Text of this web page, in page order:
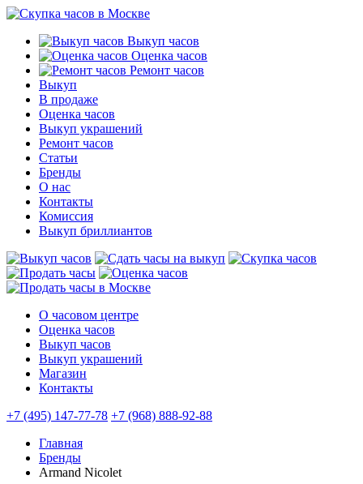
Выкуп часов
Оценка часов
Ремонт часов
Выкуп
В продаже
Оценка часов
Выкуп украшений
Ремонт часов
Статьи
Бренды
О нас
Контакты
Комиссия
Выкуп бриллиантов
О часовом центре
Оценка часов
Выкуп часов
Выкуп украшений
Магазин
Контакты
+7 (495) 147-77-78 +7 (968) 888-92-88
Главная
Бренды
Armand Nicolet